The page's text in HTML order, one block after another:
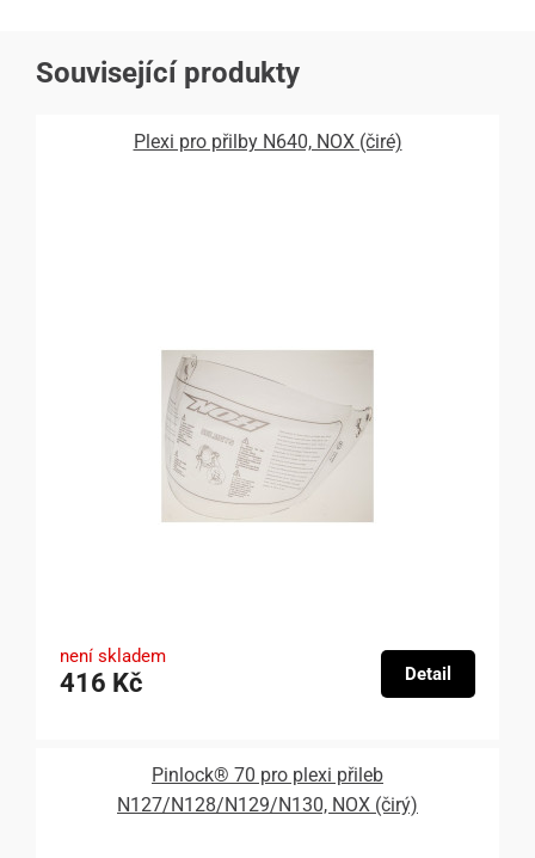
Související produkty
Plexi pro přilby N640, NOX (čiré)
není skladem
416 Kč Detail
Pinlock® 70 pro plexi přileb
N127/N128/N129/N130, NOX (čirý)